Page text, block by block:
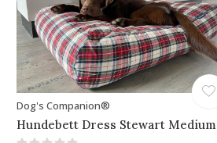
Dog's Companion®
Hundebett Dress Stewart Medium